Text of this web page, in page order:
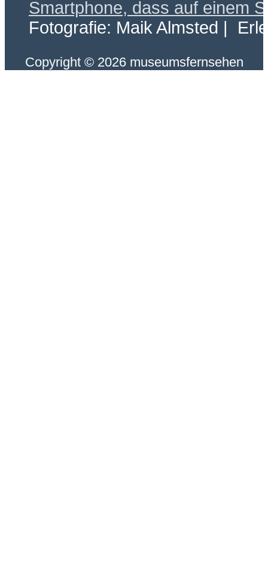
Fotografie: Maik Almsted |
Copyright © 2026 museumsfernsehen